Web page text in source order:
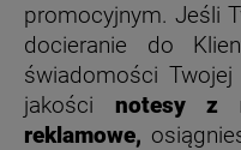
promocyjnym. Jeśli
docieranie do
świadomości
jakości notesy z
reklamowe,